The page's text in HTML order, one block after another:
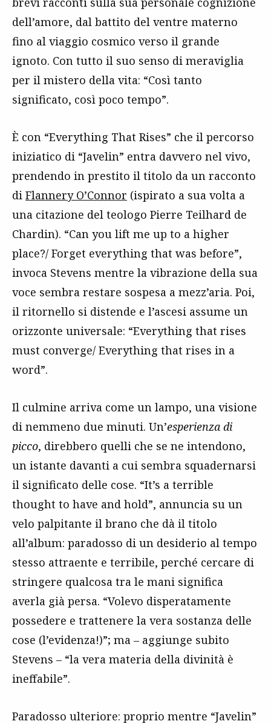
dell’amore, dal battito del ventre materno
fino al viaggio cosmico verso il grande
ignoto. Con tutto il suo senso di meraviglia
per il mistero della vita: “Così tanto
significato, così poco tempo”.
È con “Everything That Rises” che il percorso
iniziatico di “Javelin” entra davvero nel vivo,
prendendo in prestito il titolo da un racconto
di Flannery O’Connor (ispirato a sua volta a
una citazione del teologo Pierre Teilhard de
Chardin). “Can you lift me up to a higher
place?/ Forget everything that was before”,
invoca Stevens mentre la vibrazione della sua
voce sembra restare sospesa a mezz’aria. Poi,
il ritornello si distende e l’ascesi assume un
orizzonte universale: “Everything that rises
must converge/ Everything that rises in a
word”.
Il culmine arriva come un lampo, una visione
di nemmeno due minuti. Un’esperienza di
picco, direbbero quelli che se ne intendono,
un istante davanti a cui sembra squadernarsi
il significato delle cose. “It’s a terrible
thought to have and hold”, annuncia su un
velo palpitante il brano che dà il titolo
all’album: paradosso di un desiderio al tempo
stesso attraente e terribile, perché cercare di
stringere qualcosa tra le mani significa
averla già persa. “Volevo disperatamente
possedere e trattenere la vera sostanza delle
cose (l’evidenza!)”; ma – aggiunge subito
Stevens – “la vera materia della divinità è
ineffabile”.
Paradosso ulteriore: proprio mentre “Javelin”